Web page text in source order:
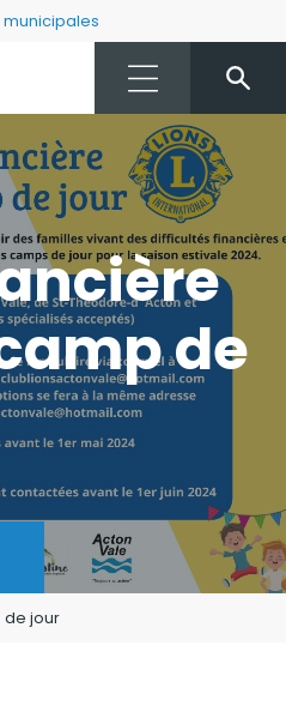
municipales
de
de jour